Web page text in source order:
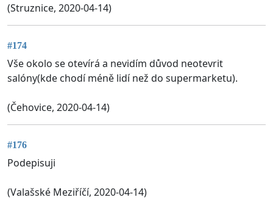
(Struznice, 2020-04-14)
#174
Vše okolo se otevírá a nevidím důvod neotevrit
salóny(kde chodí méně lidí než do supermarketu).
(Čehovice, 2020-04-14)
#176
Podepisuji
(Valašské Meziříčí, 2020-04-14)